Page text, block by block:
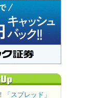
スプレッド」